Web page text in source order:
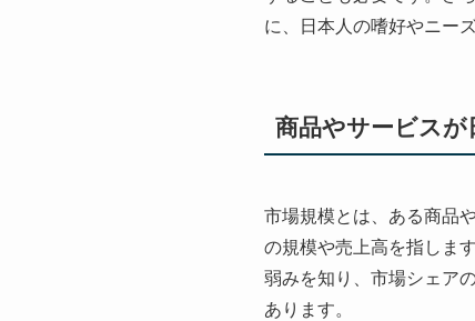
に、日本人の嗜好やニー
商品やサービス
市場規模とは、ある商品
の規模や売上高を指しま
弱みを知り、市場シェア
あります。